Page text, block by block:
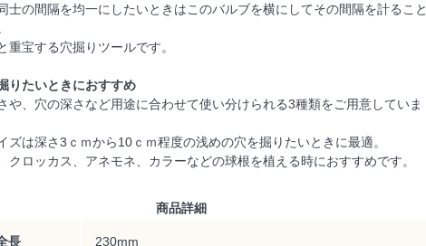
士の間隔を均一にしたいときはこのバルブを横にしてその間隔を計ること
重宝する穴掘りツールです。
りたいときにおすすめ
や、穴の深さなど用途に合わせて使い分けられる3種類をご用意していま
ズは深さ3ｃｍから10ｃｍ程度の浅めの穴を掘りたいときに最適。
クロッカス、アネモネ、カラーなどの球根を植える時におすすめです。
商品詳細
長 230mm